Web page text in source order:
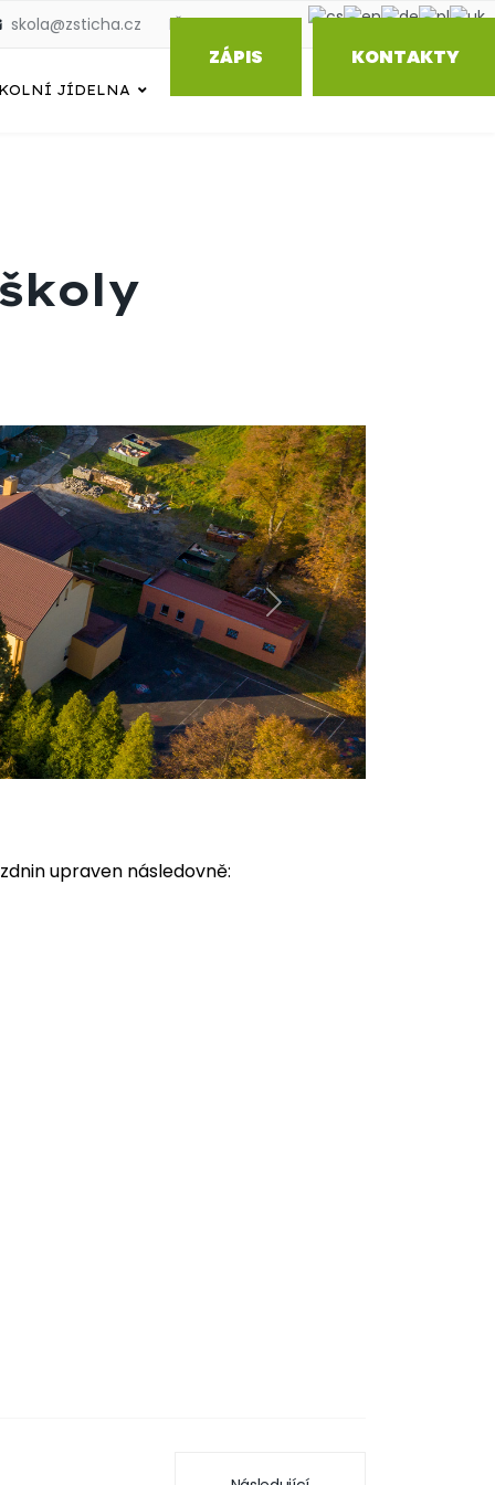
IČO: 70986479
skola@zsticha.cz
ZÁPIS KONTAKTY
JÍDELNA
Next
upraven následovně: